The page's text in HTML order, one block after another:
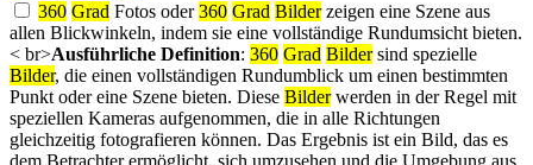
360 Grad Fotos oder360 Grad Bilderzeigen eine Szene aus
allen Blickwinkeln, indem sie eine vollständige Rundumsicht bieten.
< br>Ausführliche Definition: 360 Grad Bildersind spezielle
Bilder, die einen vollständigen Rundumblick um einen bestimmten
Punkt oder eine Szene bieten. Diese Bilderwerden in der Regel mit
speziellen Kameras aufgenommen, die in alle Richtungen
gleichzeitig fotografieren können. Das Ergebnis ist ein Bild, das es